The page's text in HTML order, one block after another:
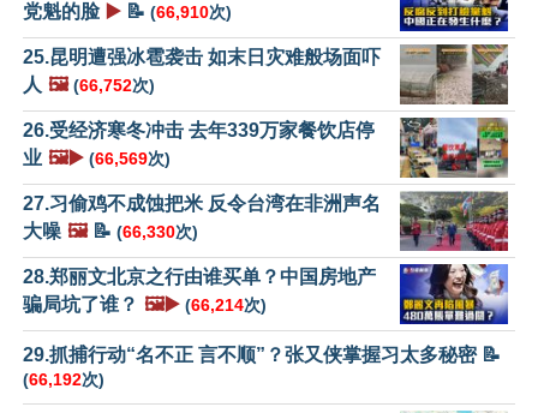
党魁的脸 ▶️ 📝 (66,910次)
25.昆明遭强冰雹袭击 如末日灾难般场面吓
人 🖼️ (66,752次)
26.受经济寒冬冲击 去年339万家餐饮店停
业 🖼️▶️ (66,569次)
27.习偷鸡不成蚀把米 反令台湾在非洲声名
大噪 🖼️📝 (66,330次)
28.郑丽文北京之行由谁买单？中国房地产
骗局坑了谁？ 🖼️▶️ (66,214次)
29.抓捕行动“名不正 言不顺”？张又侠掌握习太多秘密 📝
(66,192次)